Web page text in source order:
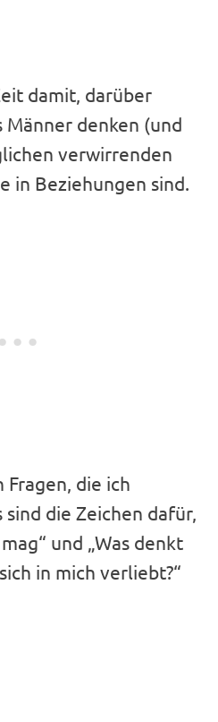
damit, darüber
Männer denken (und
verwirrenden
in Beziehungen sind.
die ich
sind die Zeichen dafür,
und „Was denkt
in mich verliebt?“